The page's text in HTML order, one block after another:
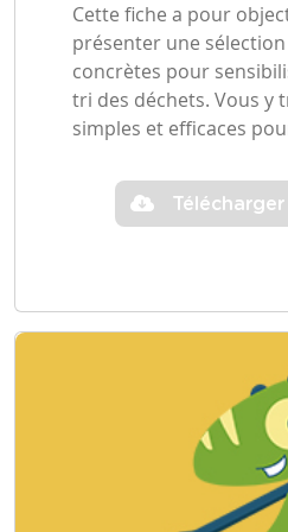
Cette fiche a pour
présenter une sélection
concrètes pour
tri des déchets. Vous y
simples et efficaces
Télécharger